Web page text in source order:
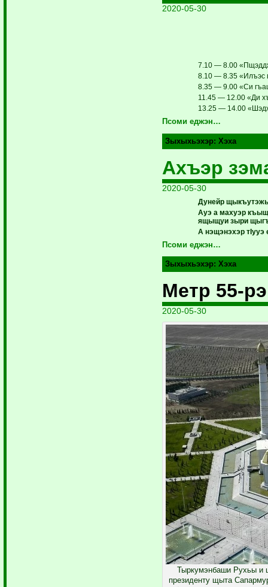
2020-05-30
7.10 — 8.00
8.10 — 8.35 «Илъэс
8.35 — 9.00 «Си
11.45 — 12.00 «Ди
13.25 — 14.00
Псоми еджэн…
Зыхыхьэхэр:Хэха
Ахъэр
2020-05-30
Дунейр
Ауэ а махуэр
ящыщуи зыри
А­ нэщэнэхэр
Псоми еджэн…
Зыхыхьэхэр:Хэха
Метр 55-
2020-05-30
Тыркумэнбаши Рухьы
президенту щыта